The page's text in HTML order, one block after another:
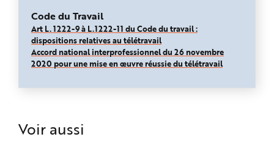
Code du Travail
Art L. 1222-9 à L.1222-11 du Code du travail :
dispositions relatives au télétravail
Accord national interprofessionnel du 26 novembre
2020 pour une mise en œuvre réussie du télétravail
Voir aussi